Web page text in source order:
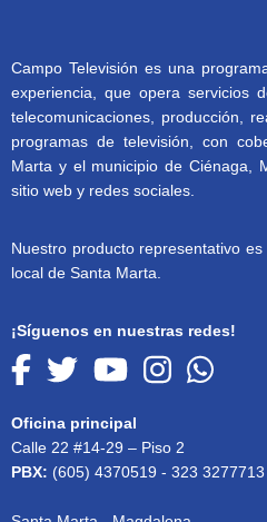
Campo Televisión es una
experiencia, que opera servicios
telecomunicaciones, producción,
programas de televisión, con
Marta y el municipio de Ciénaga,
sitio web y redes sociales.
Nuestro producto representativo es
local de Santa Marta.
¡Síguenos en nuestras redes!
Oficina principal
Calle 22 #14-29 – Piso 2
PBX: (605) 4370519 - 323 3277713